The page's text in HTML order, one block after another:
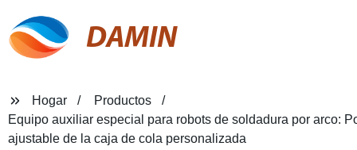
DAMIN
Hogar
Productos
Equipo auxiliar especial para robots de soldadura por arco:
ajustable de la caja de cola personalizada